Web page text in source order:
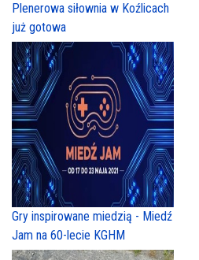
Plenerowa siłownia w Koźlicach
już gotowa
Gry inspirowane miedzią - Miedź
Jam na 60-lecie KGHM